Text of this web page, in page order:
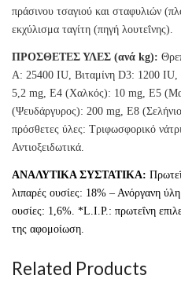
πράσινου τσαγιού και σταφυλιών
εκχύλισμα ταγίτη (πηγή λουτεΐνης).
ΠΡΟΣΘΕΤΕΣ ΥΛΕΣ (ανά kg):
A: 25400 IU, Βιταμίνη D3: 1200
5,2 mg, E4 (Χαλκός): 10 mg, E5
(Ψευδάργυρος): 200 mg, E8
πρόσθετες ύλες: Τριφωσφορικό
Αντιοξειδωτικά.
ΑΝΑΛΥΤΙΚΑ ΣΥΣΤΑΤΙΚΑ:
λιπαρές ουσίες: 18% – Ανόργανη
ουσίες: 1,6%. *L.I.P.: πρωτεΐνη
της αφομοίωση.
Related Products